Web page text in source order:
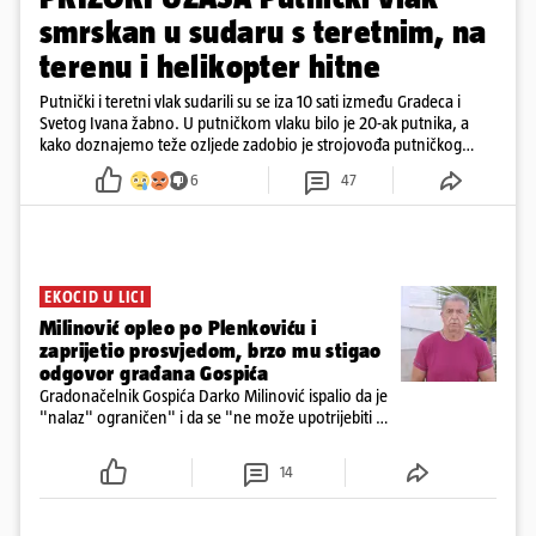
smrskan u sudaru s teretnim, na
terenu i helikopter hitne
Putnički i teretni vlak sudarili su se iza 10 sati između Gradeca i
Svetog Ivana žabno. U putničkom vlaku bilo je 20-ak putnika, a
kako doznajemo teže ozljede zadobio je strojovođa putničkog
vlaka. Zatvoren je promet, a fotoreporteri Prigorskog objavili su
prve snimke s mjesta sudara
6 47
EKOCID U LICI
Milinović opleo po Plenkoviću i
zaprijetio prosvjedom, brzo mu stigao
odgovor građana Gospića
Gradonačelnik Gospića Darko Milinović ispalio da je
"nalaz" ograničen" i da se "ne može upotrijebiti za
ga je naručio Uskok i da je dio spisa
14